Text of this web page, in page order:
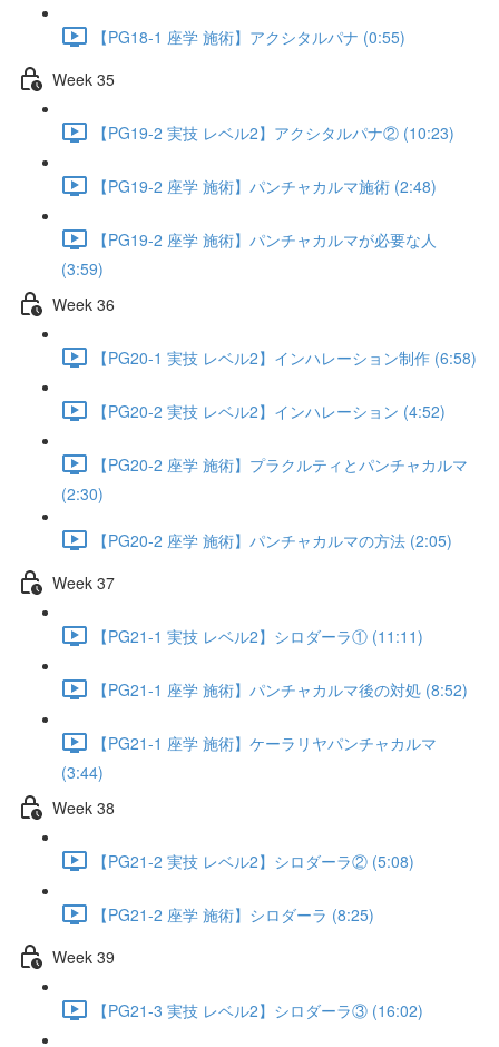
【PG18-1 座学 施術】アクシタルパナ (0:55)
Week 35
【PG19-2 実技 レベル2】アクシタルパナ② (10:23)
【PG19-2 座学 施術】パンチャカルマ施術 (2:48)
【PG19-2 座学 施術】パンチャカルマが必要な人
(3:59)
Week 36
【PG20-1 実技 レベル2】インハレーション制作 (6:58)
【PG20-2 実技 レベル2】インハレーション (4:52)
【PG20-2 座学 施術】プラクルティとパンチャカルマ
(2:30)
【PG20-2 座学 施術】パンチャカルマの方法 (2:05)
Week 37
【PG21-1 実技 レベル2】シロダーラ① (11:11)
【PG21-1 座学 施術】パンチャカルマ後の対処 (8:52)
【PG21-1 座学 施術】ケーラリヤパンチャカルマ
(3:44)
Week 38
【PG21-2 実技 レベル2】シロダーラ② (5:08)
【PG21-2 座学 施術】シロダーラ (8:25)
Week 39
【PG21-3 実技 レベル2】シロダーラ③ (16:02)